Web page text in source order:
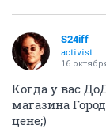
S24iff
activist
16
Когда у вас
магазина
цене;)